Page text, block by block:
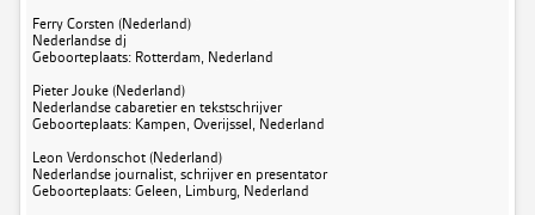
Ferry Corsten (Nederland)
Nederlandse dj
Geboorteplaats: Rotterdam, Nederland
Pieter Jouke (Nederland)
Nederlandse cabaretier en tekstschrijver
Geboorteplaats: Kampen, Overijssel, Nederland
Leon Verdonschot (Nederland)
Nederlandse journalist, schrijver en presentator
Geboorteplaats: Geleen, Limburg, Nederland